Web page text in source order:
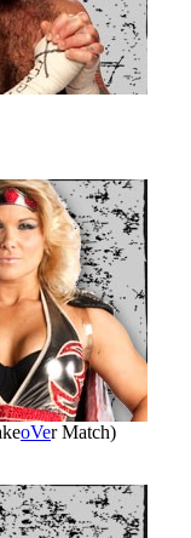
oVer Match)